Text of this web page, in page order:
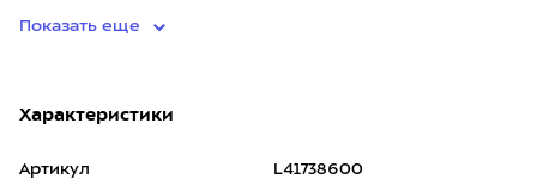
Показать еще
Характеристики
Артикул L41738600